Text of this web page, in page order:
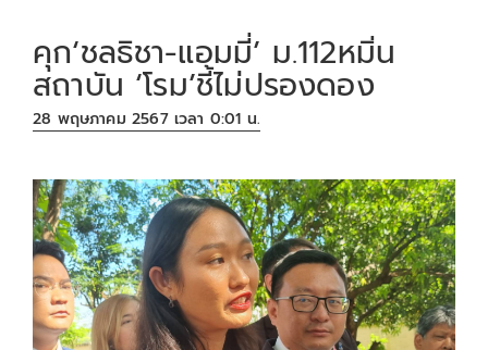
คุก‘ชลธิชา-แอมมี่’ ม.112หมิ่น
สถาบัน ‘โรม’ชี้ไม่ปรองดอง
28 พฤษภาคม 2567 เวลา 0:01 น.